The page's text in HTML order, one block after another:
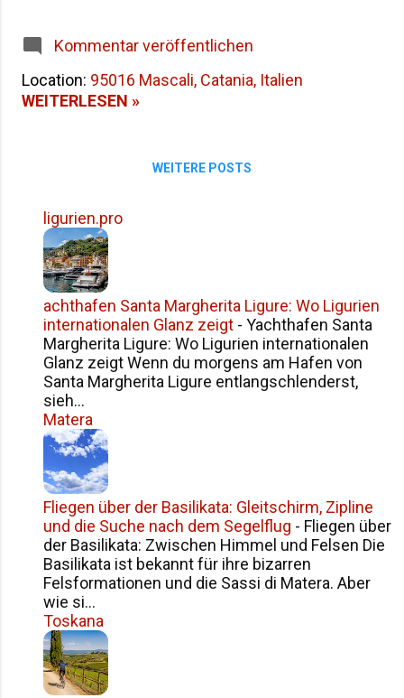
Ein schmaler Straßenabschnitt, ein
leises Rumpeln aus der Ferne, der
Geruch von Meer und Staub. Genau
Sizilien , zwischen Zitronenhainen,
berühmter Ferienort. Keine
Kilometer nördlich von Catania , zeigt
sich Süditalien von einer ruhigen, fast
zurückhaltenden Seite. Wer genauer
hinsieht, entdeckt eine Landschaft
voller Geschichten – und eine
jener Orte, deren Geschichte eng ...
Kommentar veröffentlichen
Location: 95016 Mascali, Catania, Italien
WEITERLESEN »
WEITERE POSTS
ligurien.pro
achthafen Santa Margherita Ligure: Wo Ligurien
internationalen Glanz zeigt - Yachthafen Santa
Margherita Ligure: Wo Ligurien internationalen
Glanz zeigt Wenn du morgens am Hafen von
Santa Margherita Ligure entlangschlenderst,
sieh...
Matera
Fliegen über der Basilikata: Gleitschirm, Zipline
und die Suche nach dem Segelflug - Fliegen über
der Basilikata: Zwischen Himmel und Felsen Die
Basilikata ist bekannt für ihre bizarren
Felsformationen und die Sassi di Matera. Aber
wie si...
Toskana